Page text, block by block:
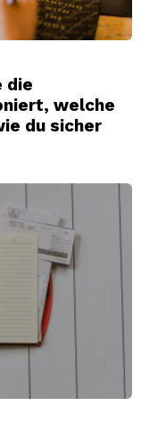
die
welche
du sicher